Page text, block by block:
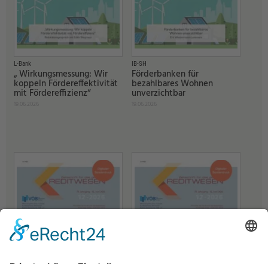
L-Bank
„ Wirkungsmessung: Wir
koppeln Fördereffektivität
mit Fördereffizienz“
IB-SH
Förderbanken für
bezahlbares Wohnen
unverzichtbar